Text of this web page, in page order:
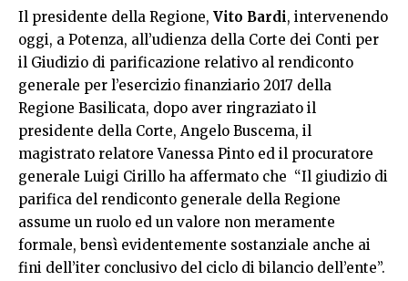
Il presidente della Regione, Vito Bardi, intervenendo
oggi, a Potenza, all’udienza della Corte dei Conti per
il Giudizio di parificazione relativo al rendiconto
generale per l’esercizio finanziario 2017 della
Regione Basilicata, dopo aver ringraziato il
presidente della Corte, Angelo Buscema, il
magistrato relatore Vanessa Pinto ed il procuratore
generale Luigi Cirillo ha affermato che “Il giudizio di
parifica del rendiconto generale della Regione
assume un ruolo ed un valore non meramente
formale, bensì evidentemente sostanziale anche ai
fini dell’iter conclusivo del ciclo di bilancio dell’ente”.